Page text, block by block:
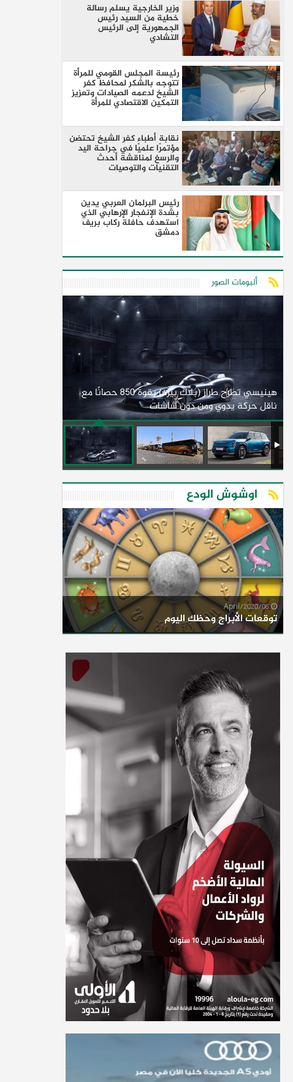
وزير الخارجية يسلم رسالة
خطية من السيد رئيس
الجمهورية إلى الرئيس
التشادي
رئيسة المجلس القومي للمرأة
تتوجه بالشكر لمحافظ كفر
الشيخ لدعمه الصيادات وتعزيز
التمكين الاقتصادي للمرأة
نقابة أطباء كفر الشيخ تحتضن
مؤتمرًا علميًا في جراحة اليد
والرسغ لمناقشة أحدث
التقنيات والتوصيات
رئيس البرلمان العربي يدين
بشدة الإنفجار الإرهابي الذي
استهدف حافلة ركاب بريف
دمشق
ألبومات الصور
هينيسي تطرح طراز (بلاك بيرد) بقوة 850 حصانًا مع
ناقل حركة يدوي ومن دون شاشات
اوشوش الودع
06/April/2020
توقعات الأبراج وحظك اليوم